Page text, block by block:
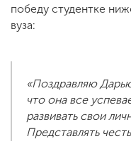
победу студентке
вуза:
«Поздравляю
что она все
развивать свои
Представлять